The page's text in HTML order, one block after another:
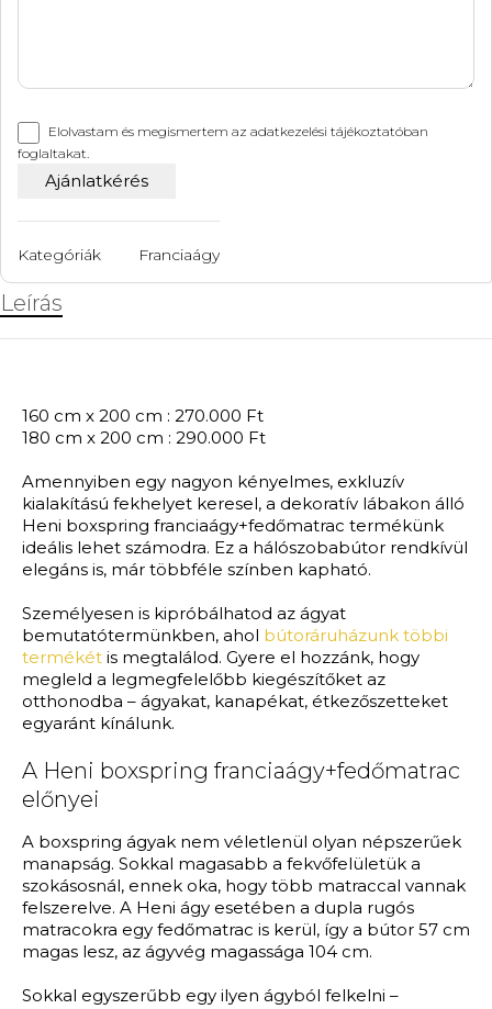
Elolvastam és megismertem az adatkezelési tájékoztatóban
foglaltakat.
Kategóriák Franciaágy
Leírás
160 cm x 200 cm : 270.000 Ft
180 cm x 200 cm : 290.000 Ft
Amennyiben egy nagyon kényelmes, exkluzív
kialakítású fekhelyet keresel, a dekoratív lábakon álló
Heni boxspring franciaágy+fedőmatrac termékünk
ideális lehet számodra. Ez a hálószobabútor rendkívül
elegáns is, már többféle színben kapható.
Személyesen is kipróbálhatod az ágyat
bemutatótermünkben, ahol bútoráruházunk többi
termékét is megtalálod. Gyere el hozzánk, hogy
megleld a legmegfelelőbb kiegészítőket az
otthonodba – ágyakat, kanapékat, étkezőszetteket
egyaránt kínálunk.
A Heni boxspring franciaágy+fedőmatrac
előnyei
A boxspring ágyak nem véletlenül olyan népszerűek
manapság. Sokkal magasabb a fekvőfelületük a
szokásosnál, ennek oka, hogy több matraccal vannak
felszerelve. A Heni ágy esetében a dupla rugós
matracokra egy fedőmatrac is kerül, így a bútor 57 cm
magas lesz, az ágyvég magassága 104 cm.
Sokkal egyszerűbb egy ilyen ágyból felkelni –